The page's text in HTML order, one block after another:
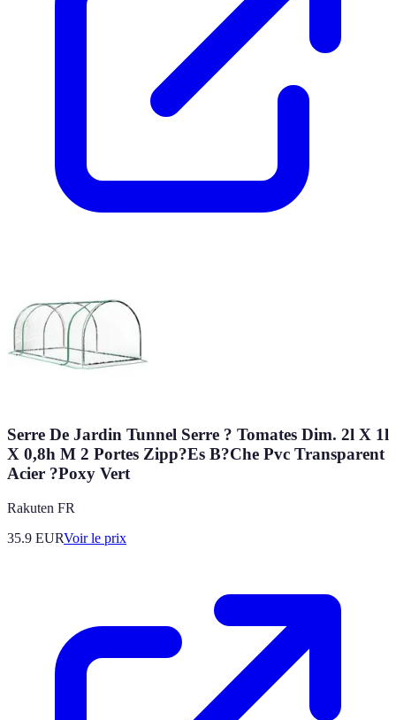
Serre De Jardin Tunnel Serre ? Tomates Dim. 2l X 1l
X 0,8h M 2 Portes Zipp?Es B?Che Pvc Transparent
Acier ?Poxy Vert
Rakuten FR
35.9 EURVoir le prix